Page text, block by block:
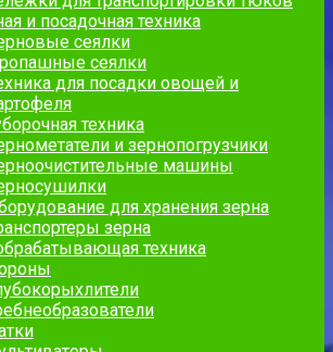
и посадочная техника
сеялки
сеялки
для посадки овощей и
техника
и зернопогрузчики
машины
для хранения зерна
зерна
техника